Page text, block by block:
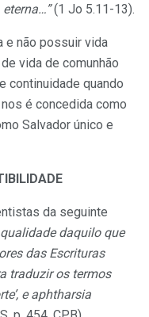
(1 Jo 5.11-13).
e não possuir vida
vida de comunhão
continuidade quando
é concedida como
Salvador único e
da seguinte
daquilo que
das Escrituras
traduzir os termos
e aphtharsia